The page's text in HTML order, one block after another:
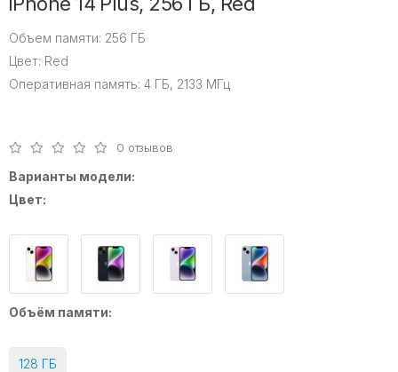
Объем памяти: 256 ГБ
Цвет: Red
Оперативная память: 4 ГБ, 2133 МГц
0 отзывов
Варианты модели:
Цвет:
Объём памяти:
128 ГБ